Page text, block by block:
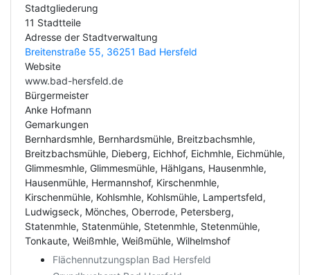
Stadtgliederung
11 Stadtteile
Adresse der Stadtverwaltung
Breitenstraße 55, 36251 Bad Hersfeld
Website
www.bad-hersfeld.de
Bürgermeister
Anke Hofmann
Gemarkungen
Bernhardsmhle, Bernhardsmühle, Breitzbachsmhle,
Breitzbachsmühle, Dieberg, Eichhof, Eichmhle, Eichmühle,
Glimmesmhle, Glimmesmühle, Hählgans, Hausenmhle,
Hausenmühle, Hermannshof, Kirschenmhle,
Kirschenmühle, Kohlsmhle, Kohlsmühle, Lampertsfeld,
Ludwigseck, Mönches, Oberrode, Petersberg,
Statenmhle, Statenmühle, Stetenmhle, Stetenmühle,
Tonkaute, Weißmhle, Weißmühle, Wilhelmshof
Flächennutzungsplan Bad Hersfeld